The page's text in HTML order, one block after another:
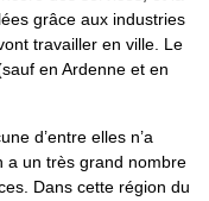
grâce aux industries
travailler en ville. Le
en Ardenne et en
d’entre elles n’a
a un très grand nombre
Dans cette région du